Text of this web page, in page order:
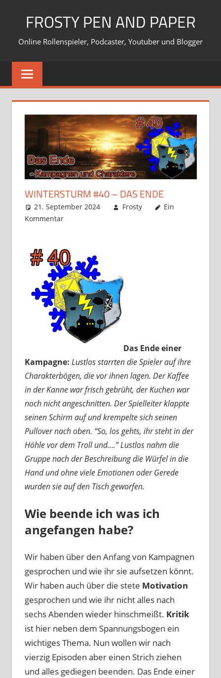
FROSTY PEN AND PAPER
Online Rollenspieler, Podcaster, Youtuber und Blogger
WINTERSTURM #40 – DAS ENDE
21. September 2024 Frosty
Ein
Kommentar
Das Ende einer
Kampagne: Lustlos starrten die Spieler auf ihre
Charakterbögen, die vor ihnen lagen. Der Kaffee
in der Kanne war frisch gebrüht, der Kuchen war
noch nicht angeschnitten. Der Spielleiter klappte
seinen Schirm auf und krempelte sich seinen
Pullover nach oben. “So, los gehts, ihr steht in der
Höhle vor dem Troll und….” Lustlos nahm die
Gruppe nach der Beschreibung die Würfel in die
Hand und ohne viele Emotionen oder Gerede
wurden sie auf den Tisch geworfen.
Wie beende ich was ich
angefangen habe?
Wir haben über den Anfang von Kampagnen
gesprochen und wie ihr sie aufsetzen könnt.
Wir haben auch über die stete Motivation
gesprochen und wie ihr nicht alles nach
sechs Abenden wieder hinschmeißt. Kritik
ist hier neben dem Spannungsbogen ein
wichtiges Thema. Nun wollen wir nach
vierzig Episoden aber einen Strich ziehen
und alles gediegen beenden. Das Ende einer